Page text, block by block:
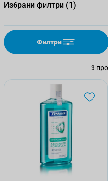
Избрани филтри (1)
Филтри
3